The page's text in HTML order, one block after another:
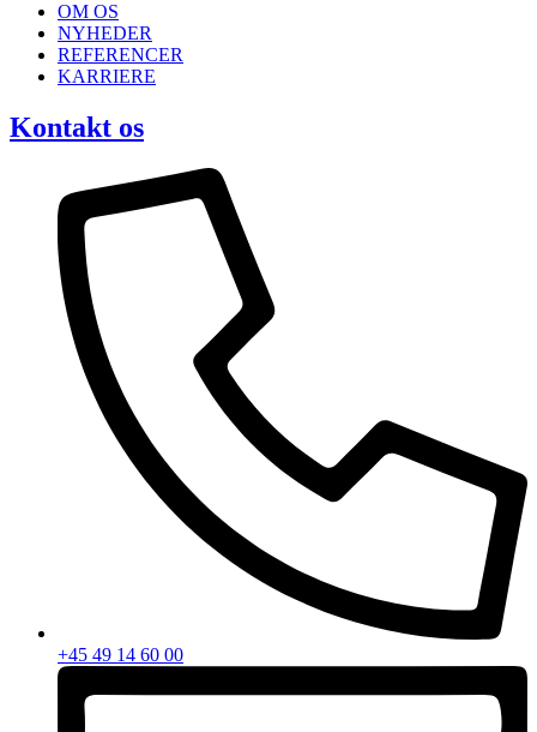
OM OS
NYHEDER
REFERENCER
KARRIERE
Kontakt os
+45 49 14 60 00